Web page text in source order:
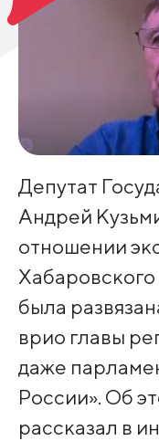
Депутат
Андрей
отношении
была
врио главы
даже
России». Об
рассказал в